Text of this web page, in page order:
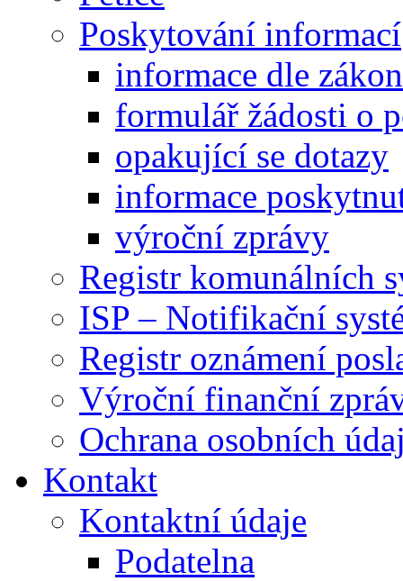
Poskytování informací
informace dle
formulář žádosti o
opakující se dotazy
informace
výroční zprávy
Registr komunálních
ISP – Notifikační
Registr oznámení
Výroční finanční
Ochrana osobních
Kontakt
Kontaktní údaje
Podatelna